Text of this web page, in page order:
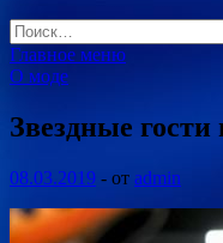
Найти:
Главное меню
О моде
Звездные
08.03.2019 - от admin